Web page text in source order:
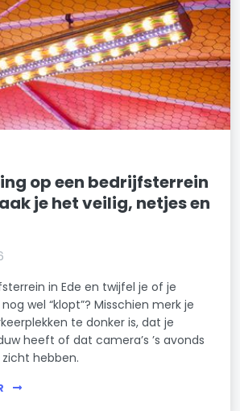
op een bedrijfsterrein
je het veilig, netjes en
in Ede en twijfel je of je
wel “klopt”? Misschien merk je
te donker is, dat je
heeft of dat camera’s ’s avonds
hebben.